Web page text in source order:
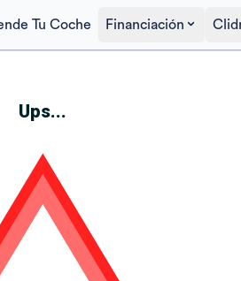
Tu Coche Financiación
Ups...